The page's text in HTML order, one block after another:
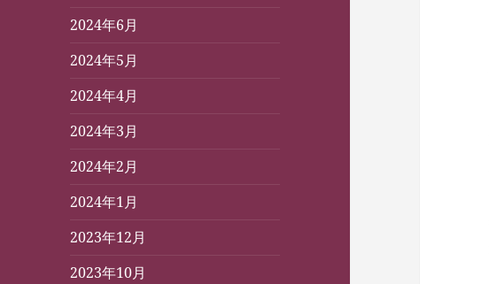
2024年6月
2024年5月
2024年4月
2024年3月
2024年2月
2024年1月
2023年12月
2023年10月